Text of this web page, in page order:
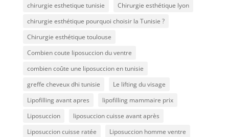
chirurgie esthetique tunisie
Chirurgie esthétique lyon
chirurgie esthétique pourquoi choisir la Tunisie ?
Chirurgie esthétique toulouse
Combien coute liposuccion du ventre​
combien coûte une liposuccion en tunisie
greffe cheveux dhi tunisie
Le lifting du visage
Lipofilling avant apres
lipofilling mammaire prix
Liposuccion
liposuccion cuisse avant après
Liposuccion cuisse ratée
Liposuccion homme ventre